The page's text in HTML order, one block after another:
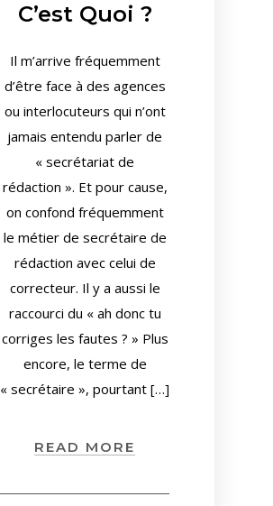
C’est Quoi ?
Il m’arrive fréquemment
d’être face à des agences
ou interlocuteurs qui n’ont
jamais entendu parler de
« secrétariat de
rédaction ». Et pour cause,
on confond fréquemment
le métier de secrétaire de
rédaction avec celui de
correcteur. Il y a aussi le
raccourci du « ah donc tu
corriges les fautes ? » Plus
encore, le terme de
« secrétaire », pourtant […]
READ MORE